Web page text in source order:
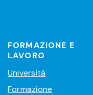
FORMAZIONE E
LAVORO
Università
Formazione